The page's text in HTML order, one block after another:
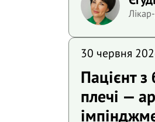
30 червня
Пацієнт
плечі —